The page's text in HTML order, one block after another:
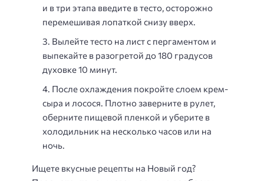
и в три этапа введите в тесто, осторожно
перемешивая лопаткой снизу вверх.
Вылейте тесто на лист с пергаментом и
выпекайте в разогретой до 180 градусов
духовке 10 минут.
После охлаждения покройте слоем крем-
сыра и лосося. Плотно заверните в рулет,
оберните пищевой пленкой и уберите в
холодильник на несколько часов или на
ночь.
Ищете вкусные рецепты на Новый год?